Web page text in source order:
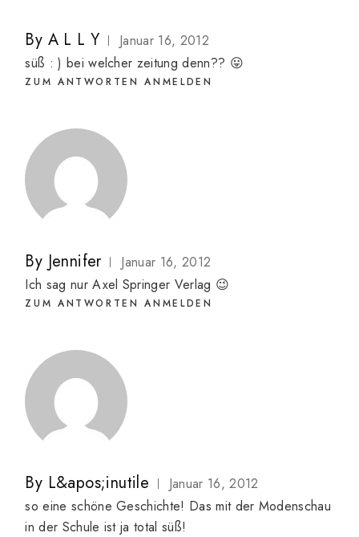
By A L L Y
Januar 16, 2012
süß : ) bei welcher zeitung denn?? 😛
ZUM ANTWORTEN ANMELDEN
By Jennifer
Januar 16, 2012
Ich sag nur Axel Springer Verlag 😉
ZUM ANTWORTEN ANMELDEN
By L&apos;inutile
Januar 16, 2012
so eine schöne Geschichte! Das mit der Modenschau
in der Schule ist ja total süß!